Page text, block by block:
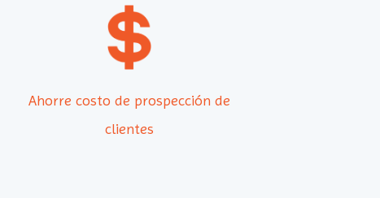
Ahorre costo de prospección de
clientes